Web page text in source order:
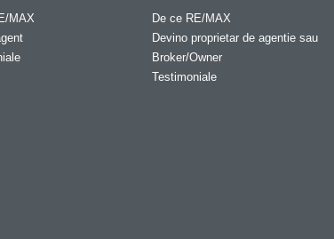
MAX
De ce RE/MAX
Devino proprietar de agentie sau
Broker/Owner
Testimoniale